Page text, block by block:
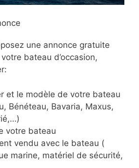
une annonce gratuite
bateau d’occasion,
et le modèle de votre bateau
Bénéteau, Bavaria, Maxus,
votre bateau
vendu avec le bateau (
marine, matériel de sécurité,